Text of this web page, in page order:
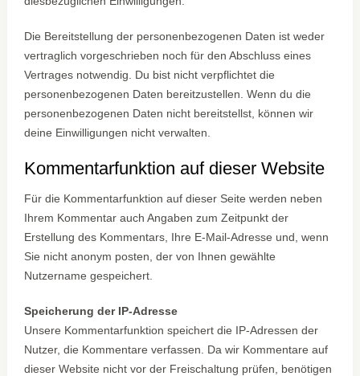
Die Bereitstellung der personenbezogenen Daten ist weder
vertraglich vorgeschrieben noch für den Abschluss eines
Vertrages notwendig. Du bist nicht verpflichtet die
personenbezogenen Daten bereitzustellen. Wenn du die
personenbezogenen Daten nicht bereitstellst, können wir
deine Einwilligungen nicht verwalten.
Kommentar­funktion auf dieser Website
Für die Kommentarfunktion auf dieser Seite werden neben
Ihrem Kommentar auch Angaben zum Zeitpunkt der
Erstellung des Kommentars, Ihre E-Mail-Adresse und, wenn
Sie nicht anonym posten, der von Ihnen gewählte
Nutzername gespeichert.
Speicherung der IP-Adresse
Unsere Kommentarfunktion speichert die IP-Adressen der
Nutzer, die Kommentare verfassen. Da wir Kommentare auf
dieser Website nicht vor der Freischaltung prüfen, benötigen